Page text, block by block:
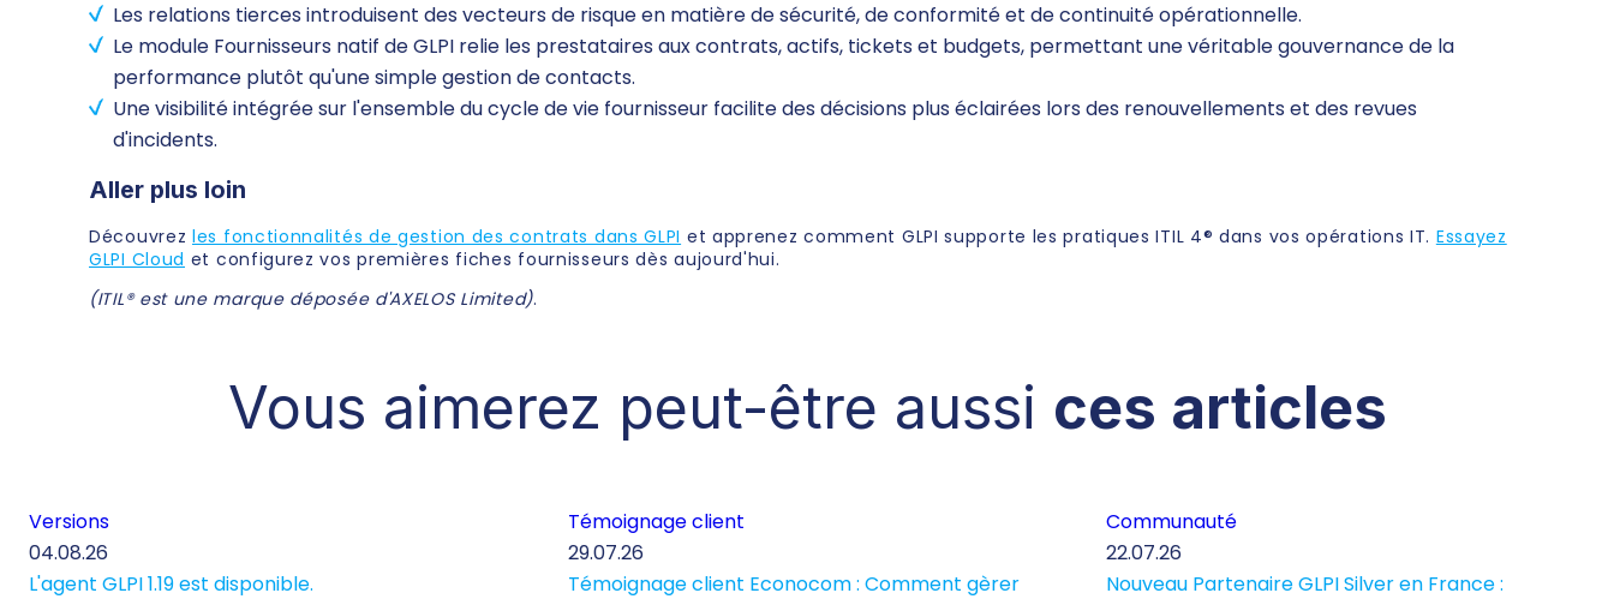
Les relations tierces introduisent des vecteurs de risque en matière de sécurité, de conformité et de continuité opérationnelle.
Le module Fournisseurs natif de GLPI relie les prestataires aux contrats, actifs, tickets et budgets, permettant une véritable gouvernance de la
performance plutôt qu'une simple gestion de contacts.
Une visibilité intégrée sur l'ensemble du cycle de vie fournisseur facilite des décisions plus éclairées lors des renouvellements et des revues
d'incidents.
Aller plus loin
Découvrez les fonctionnalités de gestion des contrats dans GLPI et apprenez comment GLPI supporte les pratiques ITIL 4® dans vos opérations IT. Essayez
GLPI Cloud et configurez vos premières fiches fournisseurs dès aujourd'hui.
(ITIL® est une marque déposée d'AXELOS Limited).
Vous aimerez peut-être aussi ces articles
Versions
04.08.26
L'agent GLPI 1.19 est disponible.
Témoignage client
29.07.26
Témoignage client Econocom : Comment gèrer
Communauté
22.07.26
Nouveau Partenaire GLPI Silver en France :